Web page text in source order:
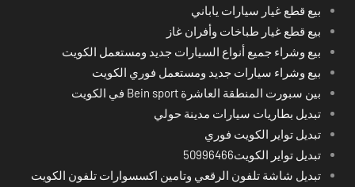
بيع قطع غيار سيارات ياباني
بيع قطع غيار طباخات وأفران غاز
بيع وشراء جميع أنواع السيارات جديد ومستعمل الكويت
بيع وشراء سيارات جديد ومستعمل فوري الكويت
بين سبورت المنطقة العاشرة Bein sport في الكويت
تبديل بطاريات سيارات مدينة حولي
تبديل تواير الكويت فوري
تبديل تواير الكويت50996466
تبديل شاشة تلفون الرقعي وتامين اكسسوارات تلفون الكويت